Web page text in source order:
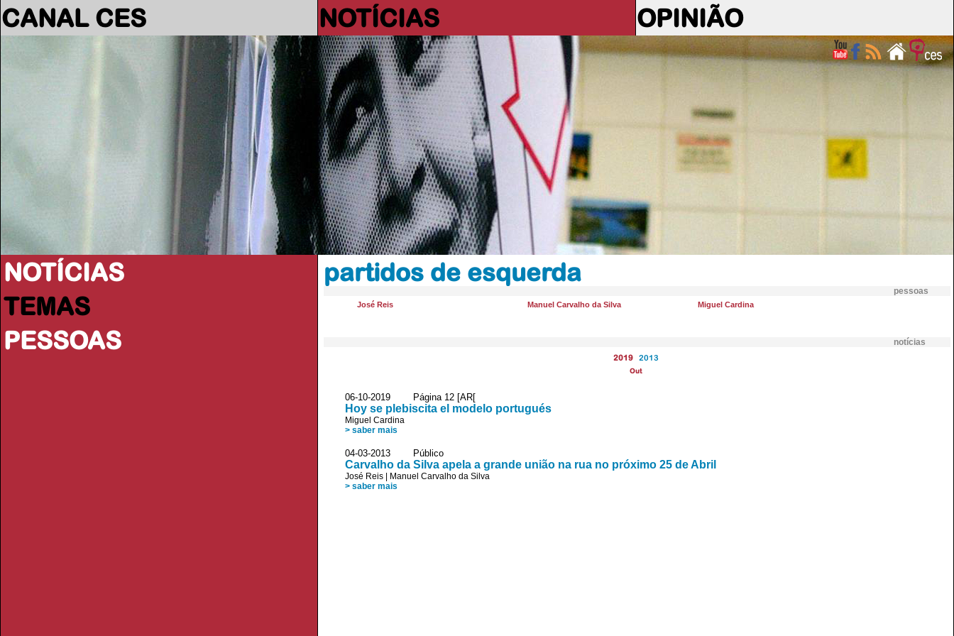
CANAL CES NOTÍCIAS OPINIÃO
NOTÍCIAS
TEMAS
PESSOAS
partidos de esquerda
pessoas
José Reis Manuel Carvalho da Silva Miguel Cardina
notícias
2019 2013
Out
06-10-2019 Página 12 [AR[
Hoy se plebiscita el modelo portugués
Miguel Cardina
> saber mais
04-03-2013 Público
Carvalho da Silva apela a grande união na rua no próximo 25 de Abril
José Reis
Manuel Carvalho da Silva
> saber mais